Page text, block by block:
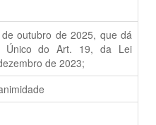
outubro de 2025, que dá
Único do Art. 19, da Lei
de 2023;